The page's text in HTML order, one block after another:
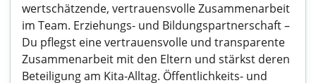
wertschätzende, vertrauensvolle Zusammenarbeit
im Team. Erziehungs- und Bildungspartnerschaft –
Du pflegst eine vertrauensvolle und transparente
Zusammenarbeit mit den Eltern und stärkst deren
Beteiligung am Kita-Alltag. Öffentlichkeits- und